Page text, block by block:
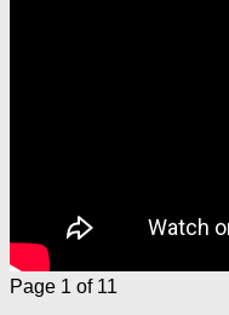
Page 1 of 11